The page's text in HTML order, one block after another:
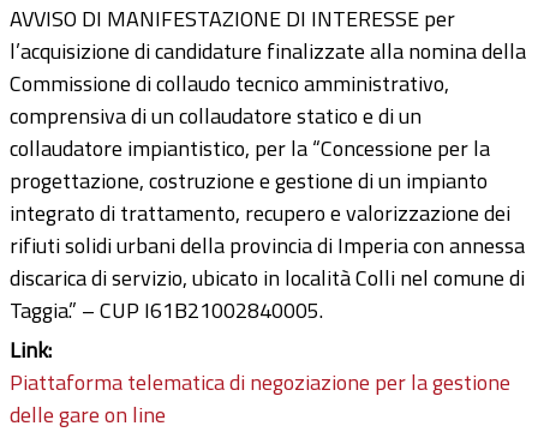
AVVISO DI MANIFESTAZIONE DI INTERESSE per
l’acquisizione di candidature finalizzate alla nomina della
Commissione di collaudo tecnico amministrativo,
comprensiva di un collaudatore statico e di un
collaudatore impiantistico, per la “Concessione per la
progettazione, costruzione e gestione di un impianto
integrato di trattamento, recupero e valorizzazione dei
rifiuti solidi urbani della provincia di Imperia con annessa
discarica di servizio, ubicato in località Colli nel comune di
Taggia.” – CUP I61B21002840005.
Link:
Piattaforma telematica di negoziazione per la gestione
delle gare on line